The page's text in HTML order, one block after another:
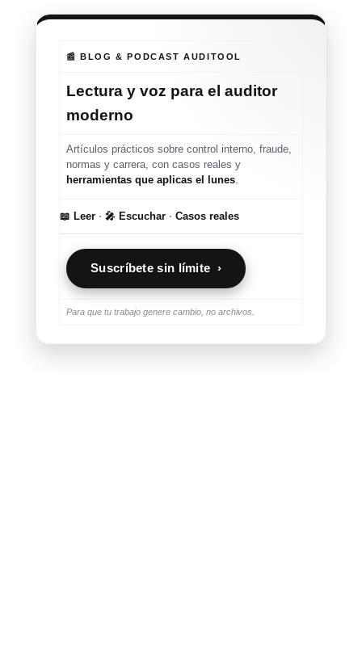
📰 BLOG & PODCAST AUDITOOL
Lectura y voz para el auditor
moderno
Artículos prácticos sobre control interno, fraude,
normas y carrera, con casos reales y
herramientas que aplicas el lunes.
📖 Leer · 🎤 Escuchar · Casos reales
Suscríbete sin límite ›
Para que tu trabajo genere cambio, no archivos.